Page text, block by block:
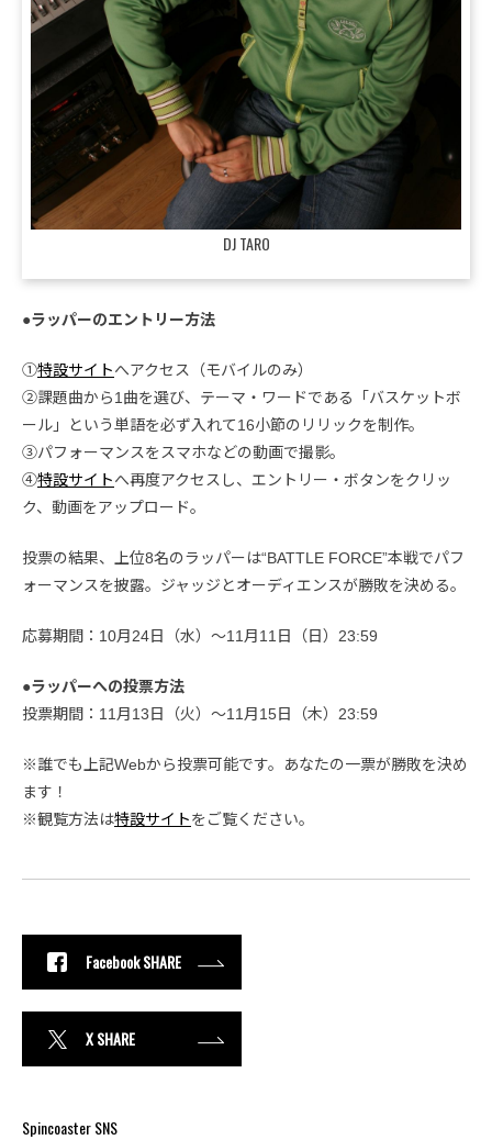
DJ TARO
●ラッパーのエントリー方法
①特設サイトへアクセス（モバイルのみ）
②課題曲から1曲を選び、テーマ・ワードである「バスケットボ
ール」という単語を必ず入れて16小節のリリックを制作。
③パフォーマンスをスマホなどの動画で撮影。
④特設サイトへ再度アクセスし、エントリー・ボタンをクリッ
ク、動画をアップロード。
投票の結果、上位8名のラッパーは“BATTLE FORCE”本戦でパフ
ォーマンスを披露。ジャッジとオーディエンスが勝敗を決める。
応募期間：10月24日（水）〜11月11日（日）23:59
●ラッパーへの投票方法
投票期間：11月13日（火）〜11月15日（木）23:59
※誰でも上記Webから投票可能です。あなたの一票が勝敗を決め
ます！
※観覧方法は特設サイトをご覧ください。
Facebook SHARE
X SHARE
Spincoaster SNS